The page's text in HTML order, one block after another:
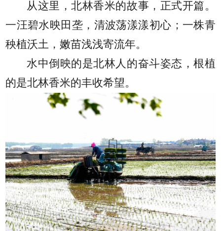
从这里，北林香米的故事，正式开篇。
一汪碧水映田垄，清波荡漾漾初心；一株青
秧植沃土，嫩苗浅浅寄流年。
水中倒映的是北林人的奋斗姿态，根植
的是北林香米的丰收希望。